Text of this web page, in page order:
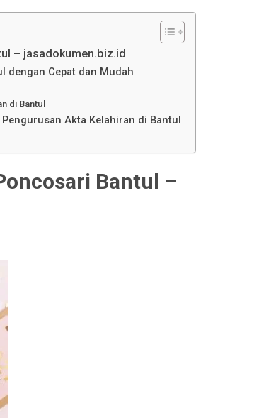
– jasadokumen.biz.id
dengan Cepat dan Mudah
di Bantul
Akta Kelahiran di Bantul
Bantul –